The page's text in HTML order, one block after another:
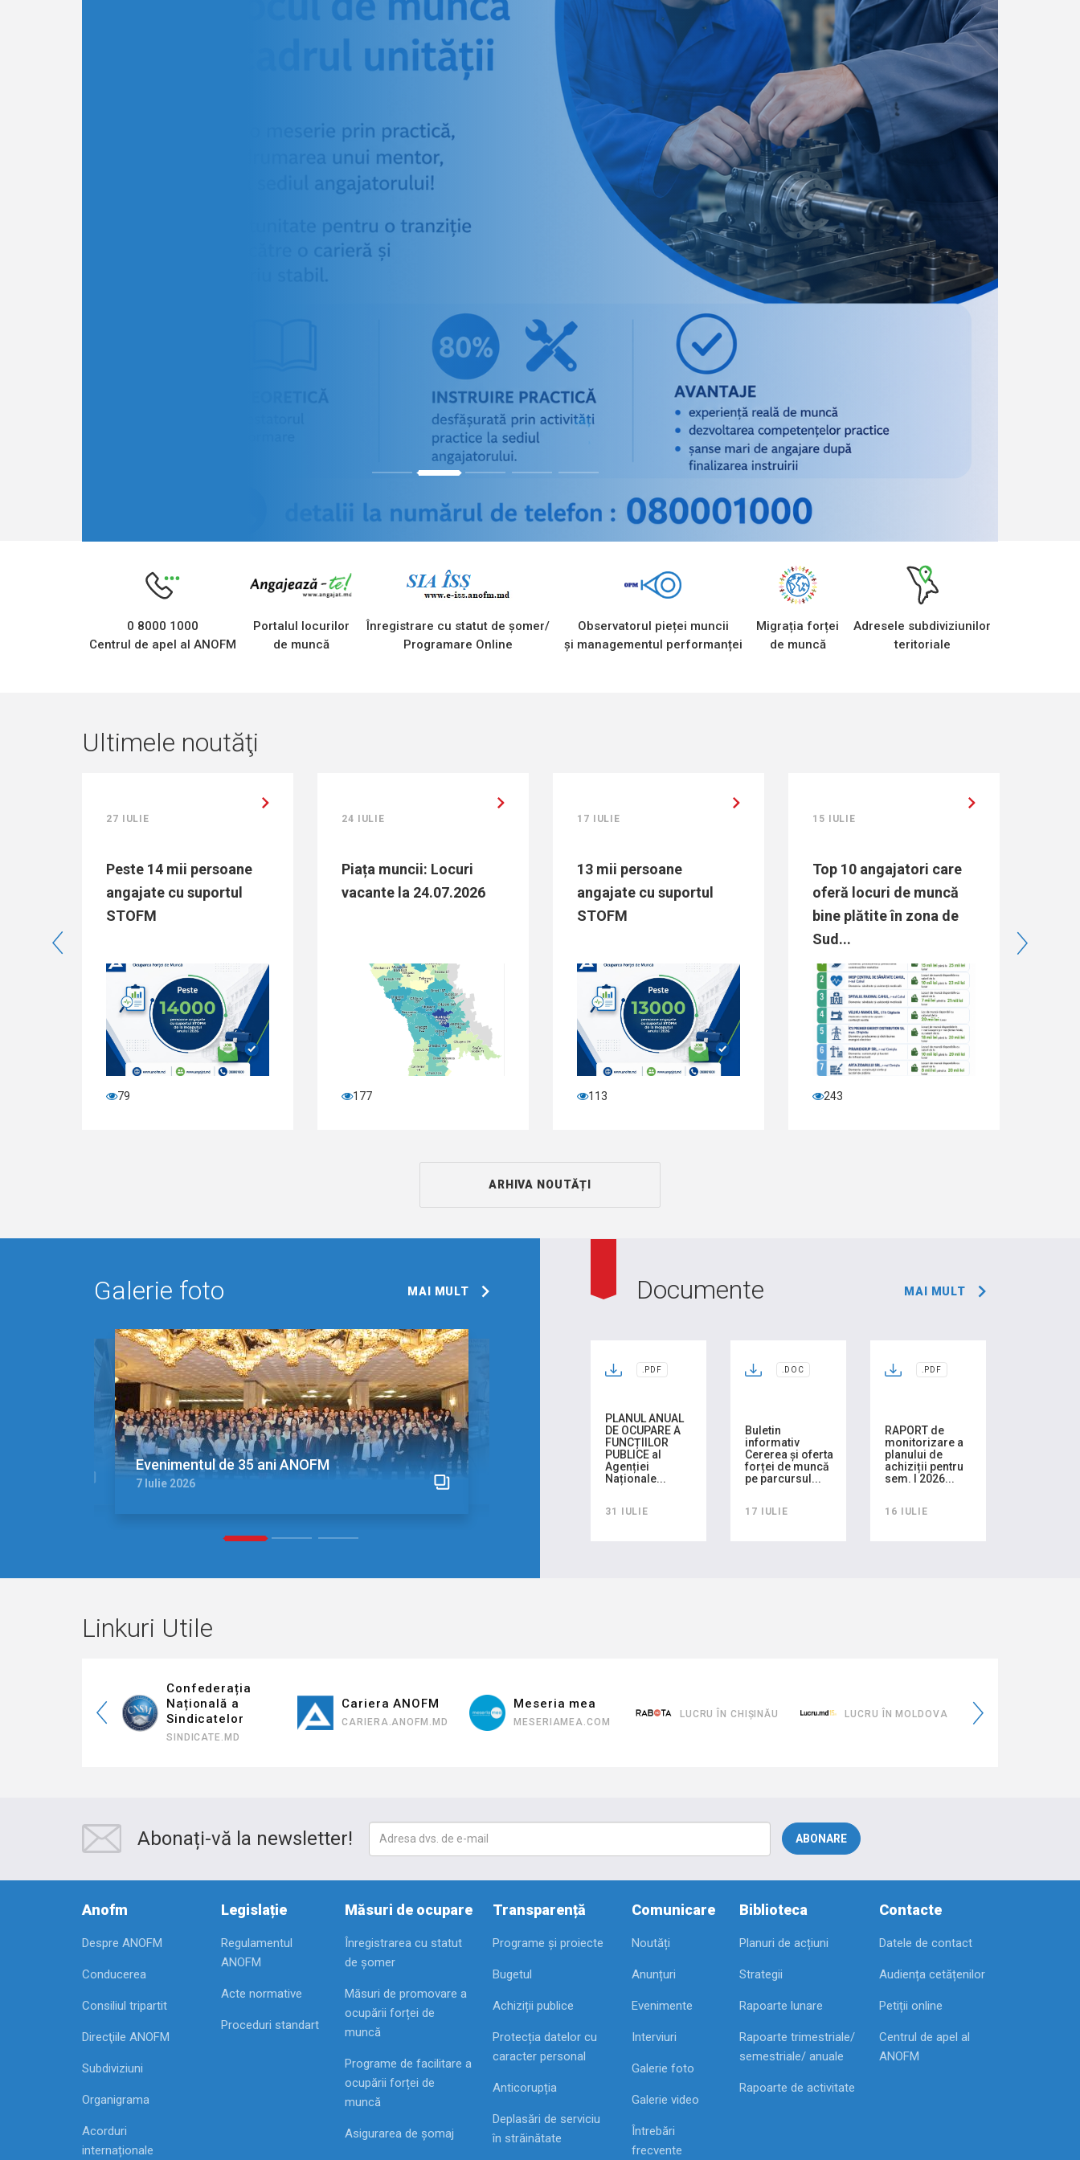
1 2 3 4 5
0 8000 1000
Centrul de apel al ANOFM
Portalul locurilor
de muncă
Înregistrare cu statut de șomer/
Programare Online
Observatorul pieței muncii
și managementul performanței
Migrația forței
de muncă
Adresele subdiviziunilor
teritoriale
Ultimele noutăţi
27 IULIE
Peste 14 mii persoane
angajate cu suportul
STOFM
79
24 IULIE
Piața muncii: Locuri
vacante la 24.07.2026
177
17 IULIE
13 mii persoane
angajate cu suportul
STOFM
113
15 IULIE
Top 10 angajatori care
oferă locuri de muncă
bine plătite în zona de
Sud...
243
ARHIVA NOUTĂȚI
Galerie foto MAI MULT
Evenimentul de 35 ani ANOFM
7 Iulie 2026
1 2 3
Documente MAI MULT
.PDF
PLANUL ANUAL
DE OCUPARE A
FUNCȚIILOR
PUBLICE al
Agenției
Naționale...
31 IULIE
.DOC
Buletin
informativ
Cererea și oferta
forței de muncă
pe parcursul...
17 IULIE
.PDF
RAPORT de
monitorizare a
planului de
achiziții pentru
sem. I 2026...
16 IULIE
Linkuri Utile
Confederația
Națională a
Sindicatelor
SINDICATE.MD
Cariera ANOFM
CARIERA.ANOFM.MD
Meseria mea
MESERIAMEA.COM
LUCRU ÎN CHIȘINĂU LUCRU ÎN MOLDOVA
Abonați-vă la newsletter!
Anofm
Despre ANOFM
Conducerea
Consiliul tripartit
Direcţiile ANOFM
Subdiviziuni
Organigrama
Acorduri
internaționale
Legislație
Regulamentul
ANOFM
Acte normative
Proceduri standart
Măsuri de ocupare
Înregistrarea cu statut
de șomer
Măsuri de promovare a
ocupării forței de
muncă
Programe de facilitare a
ocupării forței de
muncă
Asigurarea de șomaj
Transparență
Programe și proiecte
Bugetul
Achiziții publice
Protecția datelor cu
caracter personal
Anticorupția
Deplasări de serviciu
în străinătate
Comunicare
Noutăți
Anunțuri
Evenimente
Interviuri
Galerie foto
Galerie video
Întrebări
frecvente
Biblioteca
Planuri de acțiuni
Strategii
Rapoarte lunare
Rapoarte trimestriale/
semestriale/ anuale
Rapoarte de activitate
Contacte
Datele de contact
Audiența cetățenilor
Petiții online
Centrul de apel al
ANOFM